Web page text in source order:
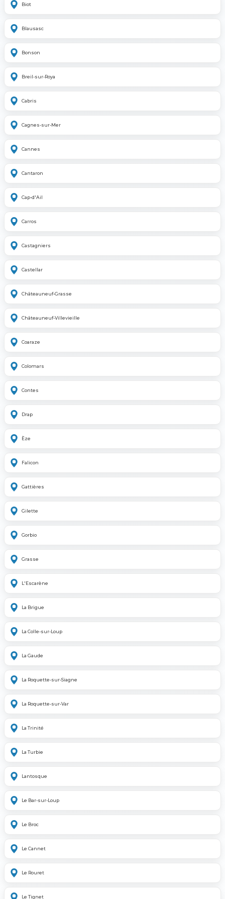
Biot
Blausasc
Bonson
Breil-sur-Roya
Cabris
Cagnes-sur-Mer
Cannes
Cantaron
Cap-d'Ail
Carros
Castagniers
Castellar
Châteauneuf-Grasse
Châteauneuf-Villevieille
Coaraze
Colomars
Contes
Drap
Èze
Falicon
Gattières
Gilette
Gorbio
Grasse
L'Escarène
La Brigue
La Colle-sur-Loup
La Gaude
La Roquette-sur-Siagne
La Roquette-sur-Var
La Trinité
La Turbie
Lantosque
Le Bar-sur-Loup
Le Broc
Le Cannet
Le Rouret
Le Tignet